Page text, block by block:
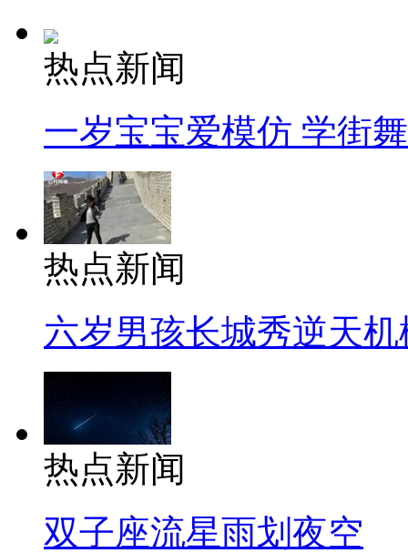
热点新闻
一岁宝宝爱模仿 学街
热点新闻
六岁男孩长城秀逆天机
热点新闻
双子座流星雨划夜空